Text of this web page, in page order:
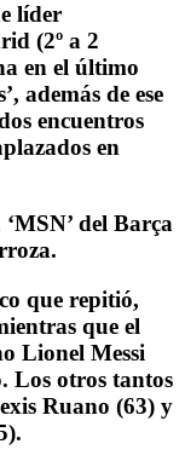
líder
(2º a 2
en el último
además de ese
encuentros
en
del Barça
que repitió,
que el
Lionel Messi
Los otros tantos
Ruano (63) y